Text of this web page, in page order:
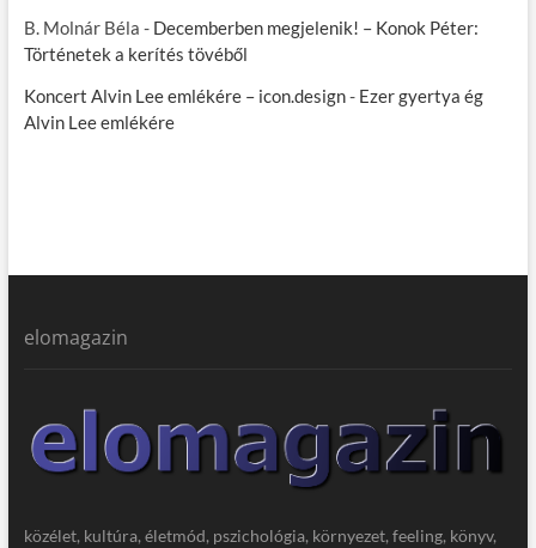
B. Molnár Béla - Decemberben megjelenik! – Konok Péter:
Történetek a kerítés tövéből
Koncert Alvin Lee emlékére – icon.design- Ezer gyertya ég
Alvin Lee emlékére
elomagazin
közélet, kultúra, életmód, pszichológia, környezet, feeling, könyv,